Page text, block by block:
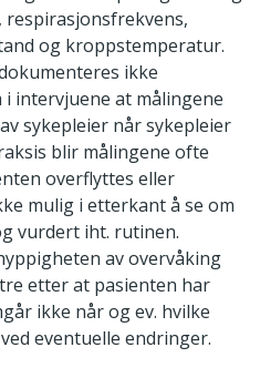
og kroppstemperatur.
ikke
intervjuene at målingene
sykepleier når sykepleier
blir målingene ofte
overflyttes eller
mulig i etterkant å se om
vurdert iht. rutinen.
av overvåking
etter at pasienten har
ikke når og ev. hvilke
eventuelle endringer.